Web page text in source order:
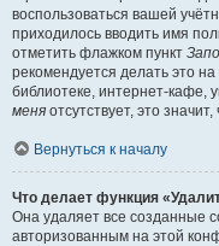
воспользоваться вашей
приходилось вводить имя
отметить флажком пункт
рекомендуется делать это
библиотеке, интернет-кафе,
меня отсутствует, это
Вернуться к началу
Что делает функция
Она удаляет все созданные
авторизованным на этой